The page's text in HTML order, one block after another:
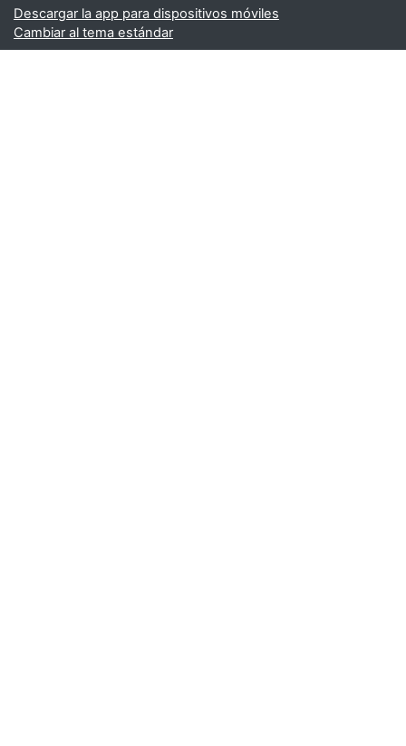
Descargar la app para dispositivos móviles
Cambiar al tema estándar